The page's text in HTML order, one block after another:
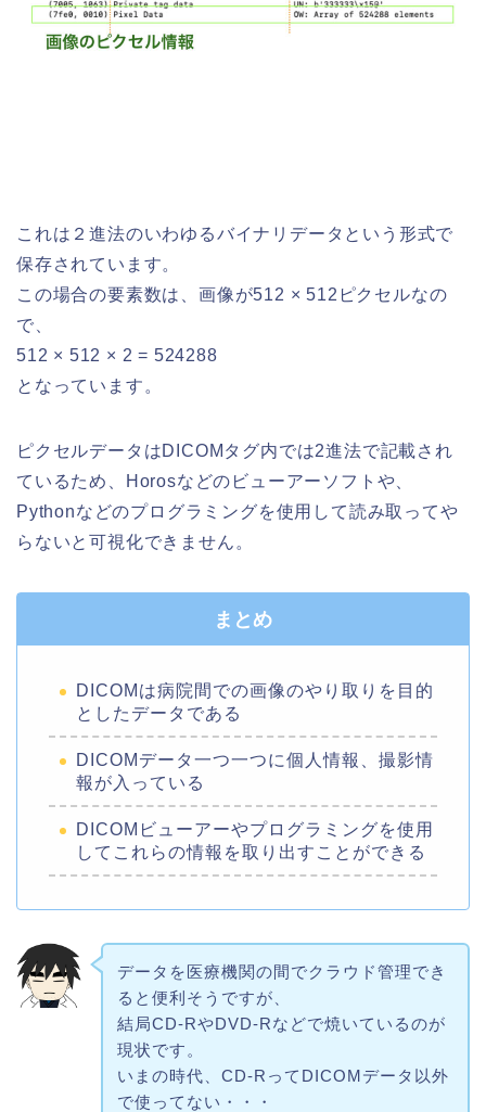
これは２進法のいわゆるバイナリデータという形式で
保存されています。
この場合の要素数は、画像が512 × 512ピクセルなの
で、
512 × 512 × 2 = 524288
となっています。
ピクセルデータはDICOMタグ内では2進法で記載され
ているため、Horosなどのビューアーソフトや、
Pythonなどのプログラミングを使用して読み取ってや
らないと可視化できません。
まとめ
DICOMは病院間での画像のやり取りを目的
としたデータである
DICOMデータ一つ一つに個人情報、撮影情
報が入っている
DICOMビューアーやプログラミングを使用
してこれらの情報を取り出すことができる
データを医療機関の間でクラウド管理でき
ると便利そうですが、
結局CD-RやDVD-Rなどで焼いているのが
現状です。
いまの時代、CD-RってDICOMデータ以外
で使ってない・・・